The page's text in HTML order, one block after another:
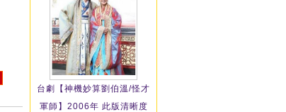
台劇【神機妙算劉伯溫/怪才
軍師】2006年 此版清晰度